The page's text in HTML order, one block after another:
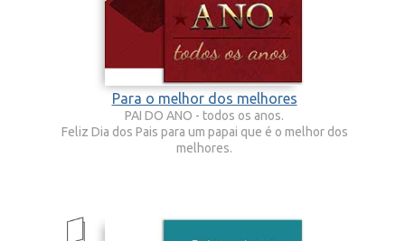
Para o melhor dos melhores
PAI DO ANO - todos os anos.
Feliz Dia dos Pais para um papai que é o melhor dos
melhores.